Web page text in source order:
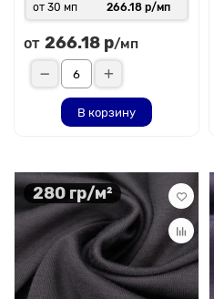
от 30 мп
266.18 р/мп
от 266.18 р/мп
В корзину
280 гр/м²